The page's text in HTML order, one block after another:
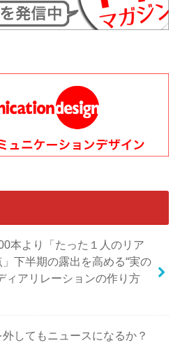
本より「たった１人のリア
」下半期の露出を高める“実の
ィアリレーションの作り方
してもニュースになるか？